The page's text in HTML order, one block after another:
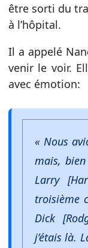
être sorti du
à l’hôpital.
Il a appelé
venir le voir.
avec émotion:
« Nous
mais, bien
Larry
troisième
Dick
j’étais là.